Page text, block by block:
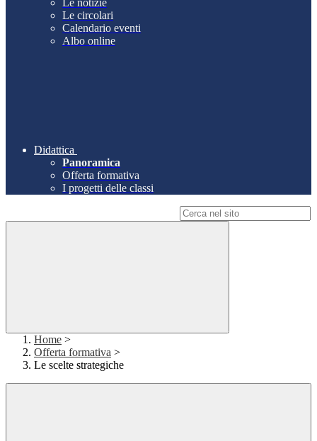
Le notizie
Le circolari
Calendario eventi
Albo online
Didattica
Panoramica
Offerta formativa
I progetti delle classi
Home >
Offerta formativa >
Le scelte strategiche